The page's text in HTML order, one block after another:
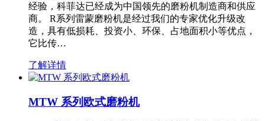
经验，科菲达已经成为中国领先的磨粉机制造商和供应
商。 R系列雷蒙磨粉机是经过我们的专家优化升级改
造，具有低损耗、投资小、环保、占地面积小等优点，
它比传…
了解详情
MTW 系列欧式磨粉机